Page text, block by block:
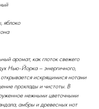
яблоко
аромат, как глоток свежего
Нью-Йорка – энергичного,
искрящимися нотами
прохлады и чистоты. В
нежными цветочными
амбры и древесных нот